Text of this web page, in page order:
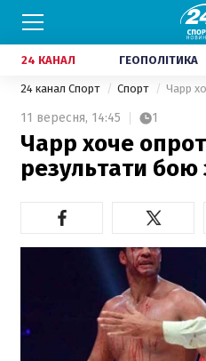
24 КАНАЛ ГЕОПОЛІТИКА
24 канал Спорт Спорт
11 вересня, 14:45 1
Чарр хоче
результати